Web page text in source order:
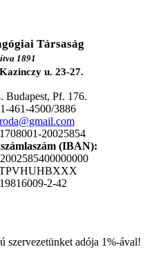
Társaság
1891
u. 23-27.
Budapest, Pf. 176.
461-4500/3886
20025854
(IBAN):
19816009-2-42
szervezetünket adója 1%-ával!